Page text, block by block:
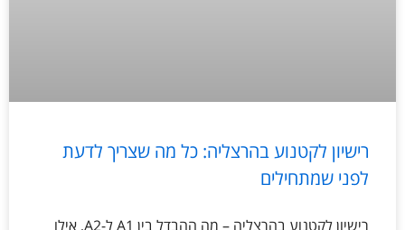
רישיון לקטנוע בהרצליה: כל מה שצריך לדעת
לפני שמתחילים
רישיון לקטנוע בהרצליה – מה ההבדל בין A1 ל-A2, אילו